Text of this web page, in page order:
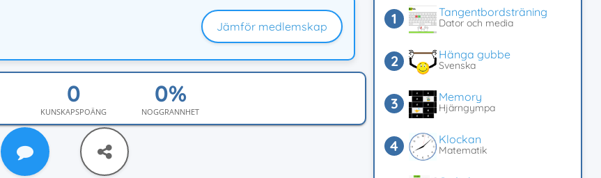
Jämför medlemskap
KUNSKAPSPOÄNG NOGGRANNHET
Tangentbordsträning
Dator och media
Hänga gubbe
Svenska
Memory
Hjärngympa
Klockan
Matematik